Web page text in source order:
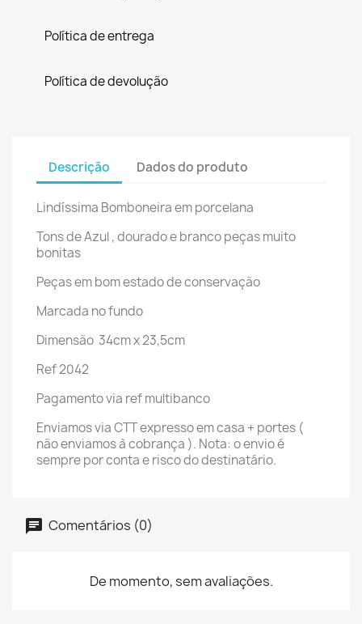
Política de entrega
Política de devolução
Descrição Dados do produto
Lindíssima Bomboneira em porcelana
Tons de Azul , dourado e branco peças muito
bonitas
Peças em bom estado de conservação
Marcada no fundo
Dimensão 34cm x 23,5cm
Ref 2042
Pagamento via ref multibanco
Enviamos via CTT expresso em casa + portes (
não enviamos à cobrança ). Nota: o envio é
sempre por conta e risco do destinatário.
Comentários (0)
De momento, sem avaliações.